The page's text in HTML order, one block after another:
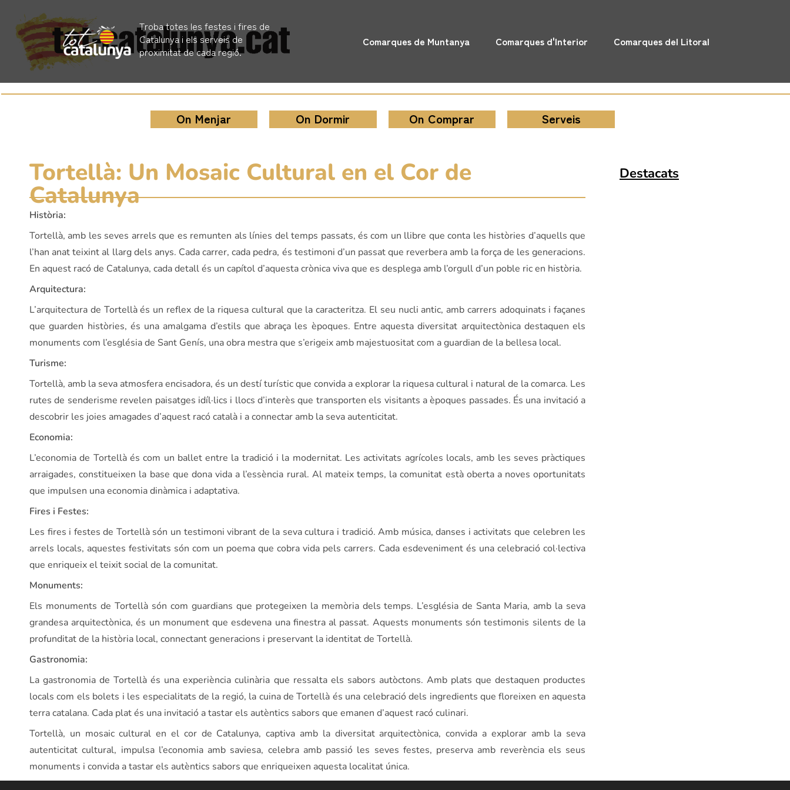
Troba totes les festes i fires de
Catalunya i els serveis de
proximitat de cada regió.
Comarques de Muntanya Comarques d'Interior Comarques del Litoral
On Menjar On Dormir On Comprar Serveis
Tortellà: Un Mosaic Cultural en el Cor de
Catalunya
Història:
Tortellà, amb les seves arrels que es remunten als línies del temps passats, és com un llibre que conta les històries d’aquells que
l’han anat teixint al llarg dels anys. Cada carrer, cada pedra, és testimoni d’un passat que reverbera amb la força de les generacions.
En aquest racó de Catalunya, cada detall és un capítol d’aquesta crònica viva que es desplega amb l’orgull d’un poble ric en història.
Arquitectura:
L’arquitectura de Tortellà és un reflex de la riquesa cultural que la caracteritza. El seu nucli antic, amb carrers adoquinats i façanes
que guarden històries, és una amalgama d’estils que abraça les èpoques. Entre aquesta diversitat arquitectònica destaquen els
monuments com l’església de Sant Genís, una obra mestra que s’erigeix amb majestuositat com a guardian de la bellesa local.
Turisme:
Tortellà, amb la seva atmosfera encisadora, és un destí turístic que convida a explorar la riquesa cultural i natural de la comarca. Les
rutes de senderisme revelen paisatges idíl·lics i llocs d’interès que transporten els visitants a èpoques passades. És una invitació a
descobrir les joies amagades d’aquest racó català i a connectar amb la seva autenticitat.
Economia:
L’economia de Tortellà és com un ballet entre la tradició i la modernitat. Les activitats agrícoles locals, amb les seves pràctiques
arraigades, constitueixen la base que dona vida a l’essència rural. Al mateix temps, la comunitat està oberta a noves oportunitats
que impulsen una economia dinàmica i adaptativa.
Fires i Festes:
Les fires i festes de Tortellà són un testimoni vibrant de la seva cultura i tradició. Amb música, danses i activitats que celebren les
arrels locals, aquestes festivitats són com un poema que cobra vida pels carrers. Cada esdeveniment és una celebració col·lectiva
que enriqueix el teixit social de la comunitat.
Monuments:
Els monuments de Tortellà són com guardians que protegeixen la memòria dels temps. L’església de Santa Maria, amb la seva
grandesa arquitectònica, és un monument que esdevena una finestra al passat. Aquests monuments són testimonis silents de la
profunditat de la història local, connectant generacions i preservant la identitat de Tortellà.
Gastronomia:
La gastronomia de Tortellà és una experiència culinària que ressalta els sabors autòctons. Amb plats que destaquen productes
locals com els bolets i les especialitats de la regió, la cuina de Tortellà és una celebració dels ingredients que floreixen en aquesta
terra catalana. Cada plat és una invitació a tastar els autèntics sabors que emanen d’aquest racó culinari.
Tortellà, un mosaic cultural en el cor de Catalunya, captiva amb la diversitat arquitectònica, convida a explorar amb la seva
autenticitat cultural, impulsa l’economia amb saviesa, celebra amb passió les seves festes, preserva amb reverència els seus
monuments i convida a tastar els autèntics sabors que enriqueixen aquesta localitat única.
Destacats